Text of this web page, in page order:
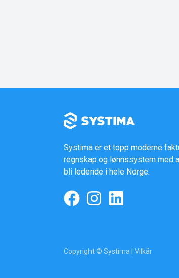
Systima er et topp moderne
regnskap og lønnssystem med
bli ledende i hele Norge.
Copyright © Systima | Vilkår